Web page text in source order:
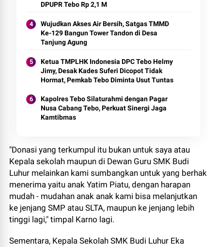
DPUPR Tebo Rp 2,1 M
Wujudkan Akses Air Bersih, Satgas TMMD
Ke-129 Bangun Tower Tandon di Desa
Tanjung Agung
Ketua TMPLHK Indonesia DPC Tebo Helmy
Jimy, Desak Kades Suferi Dicopot Tidak
Hormat, Pemkab Tebo Diminta Usut Tuntas
Kapolres Tebo Silaturahmi dengan Pagar
Nusa Cabang Tebo, Perkuat Sinergi Jaga
Kamtibmas
"Donasi yang terkumpul itu bukan untuk saya atau
Kepala sekolah maupun di Dewan Guru SMK Budi
Luhur melainkan kami sumbangkan untuk yang berhak
menerima yaitu anak Yatim Piatu, dengan harapan
mudah - mudahan anak anak kami bisa melanjutkan
ke jenjang SMP atau SLTA, maupun ke jenjang lebih
tinggi lagi," timpal Karno lagi.
Sementara, Kepala Sekolah SMK Budi Luhur Eka